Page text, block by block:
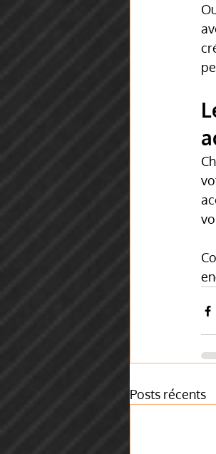
Posts récents